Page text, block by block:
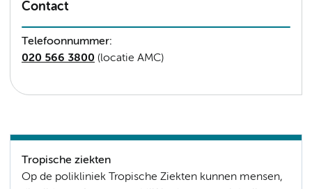
Contact
Telefoonnummer:
020 566 3800 (locatie AMC)
Tropische ziekten
Op de polikliniek Tropische Ziekten kunnen mensen,